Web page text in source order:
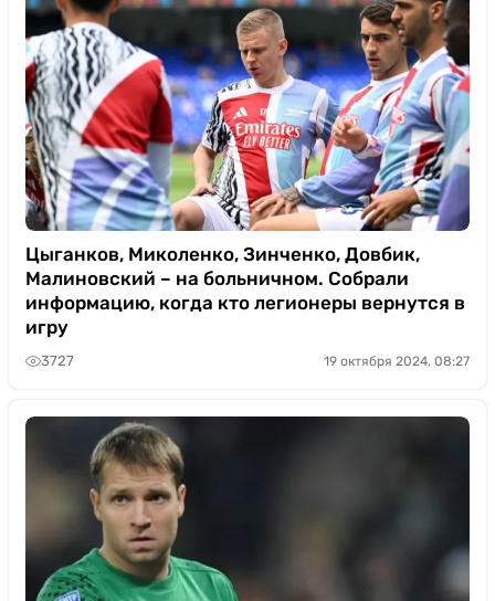
Цыганков, Миколенко, Зинченко, Довбик,
Малиновский – на больничном. Собрали
информацию, когда кто легионеры вернутся в
игру
3727 19 октября 2024, 08:27